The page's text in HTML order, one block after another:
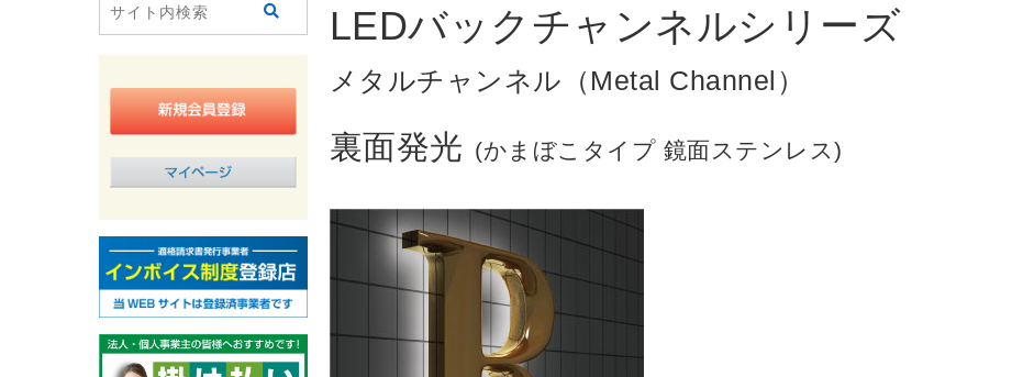
LEDバックチャンネルシリーズ
メタルチャンネル（Metal Channel）
裏面発光 (かまぼこタイプ 鏡面ステンレス)